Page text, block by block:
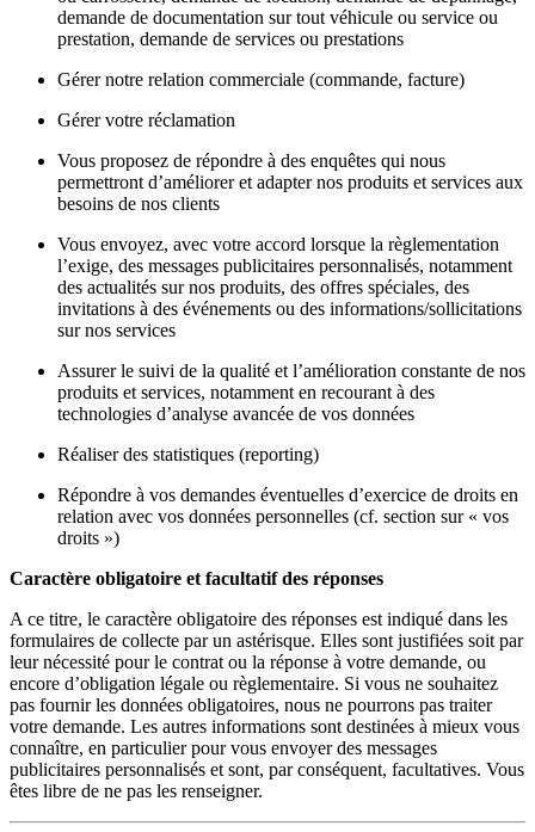
demande de documentation sur tout véhicule ou service ou
prestation, demande de services ou prestations
Gérer notre relation commerciale (commande, facture)
Gérer votre réclamation
Vous proposez de répondre à des enquêtes qui nous
permettront d’améliorer et adapter nos produits et services aux
besoins de nos clients
Vous envoyez, avec votre accord lorsque la règlementation
l’exige, des messages publicitaires personnalisés, notamment
des actualités sur nos produits, des offres spéciales, des
invitations à des événements ou des informations/sollicitations
sur nos services
Assurer le suivi de la qualité et l’amélioration constante de nos
produits et services, notamment en recourant à des
technologies d’analyse avancée de vos données
Réaliser des statistiques (reporting)
Répondre à vos demandes éventuelles d’exercice de droits en
relation avec vos données personnelles (cf. section sur « vos
droits »)
Caractère obligatoire et facultatif des réponses
A ce titre, le caractère obligatoire des réponses est indiqué dans les
formulaires de collecte par un astérisque. Elles sont justifiées soit par
leur nécessité pour le contrat ou la réponse à votre demande, ou
encore d’obligation légale ou règlementaire. Si vous ne souhaitez
pas fournir les données obligatoires, nous ne pourrons pas traiter
votre demande. Les autres informations sont destinées à mieux vous
connaître, en particulier pour vous envoyer des messages
publicitaires personnalisés et sont, par conséquent, facultatives. Vous
êtes libre de ne pas les renseigner.